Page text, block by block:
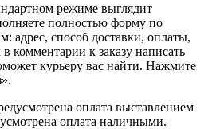
режиме выглядит
полностью форму по
адрес, способ доставки, оплаты,
комментарии к заказу написать
курьеру вас найти. Нажмите
оплата выставлением
оплата наличными.